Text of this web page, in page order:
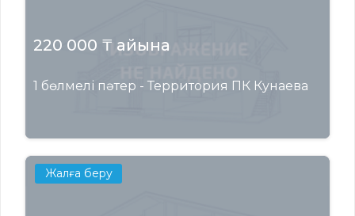
220 000 ₸ айына
1 бөлмелі пәтер - Территория ПК Кунаева
Жалға беру